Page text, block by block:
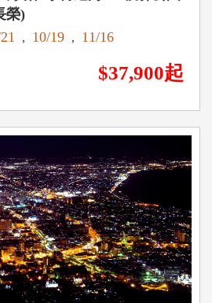
榮)
, 10/19 , 11/16
$37,900起